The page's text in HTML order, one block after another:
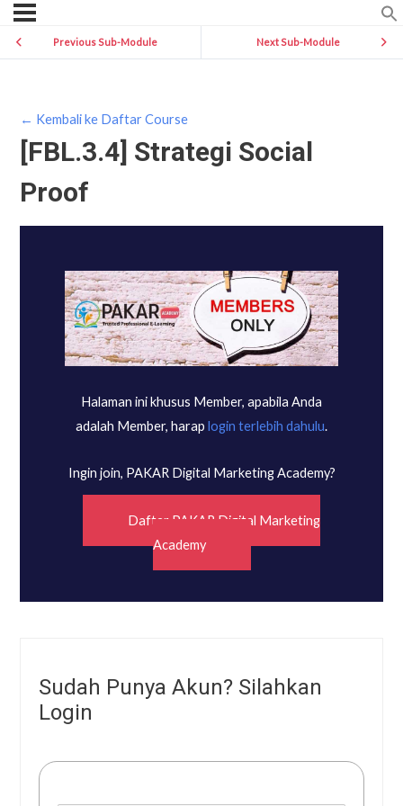
Previous Sub-Module Next Sub-Module
← Kembali ke Daftar Course
[FBL.3.4] Strategi Social
Proof
Halaman ini khusus Member, apabila Anda
adalah Member, harap login terlebih dahulu.
Ingin join, PAKAR Digital Marketing Academy?
Daftar PAKAR Digital Marketing
Academy
Sudah Punya Akun? Silahkan
Login